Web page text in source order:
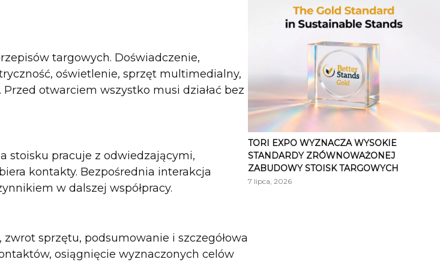
targowych. Doświadczenie,
oświetlenie, sprzęt multimedialny,
otwarciem wszystko musi działać bez
stoisku pracuje z odwiedzającymi,
kontakty. Bezpośrednia interakcja
w dalszej współpracy.
sprzętu, podsumowanie i szczegółowa
osiągnięcie wyznaczonych celów
TORI EXPO WYZNACZA WYSOKIE
STANDARDY ZRÓWNOWAŻONEJ
ZABUDOWY STOISK TARGOWYCH
7 lipca, 2026